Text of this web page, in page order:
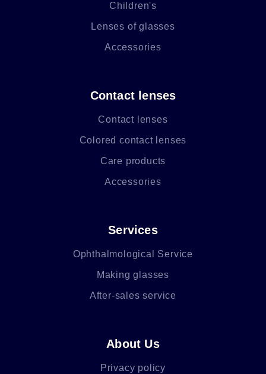
Children's
Lenses of glasses
Accessories
Contact lenses
Contact lenses
Colored contact lenses
Care products
Accessories
Services
Ophthalmological Service
Making glasses
After-sales service
About Us
Privacy policy